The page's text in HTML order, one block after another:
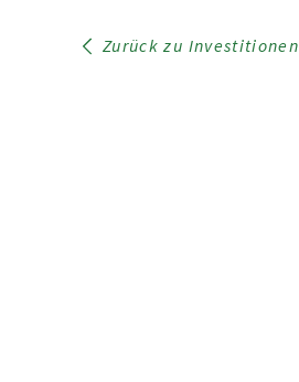
Zurück zu Investitionen